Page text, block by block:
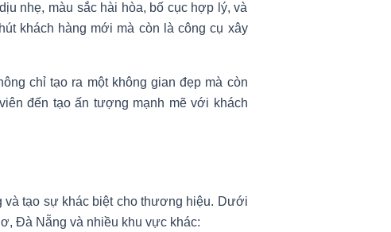
nhẹ, màu sắc hài hòa, bố cục hợp lý, và
khách hàng mới mà còn là công cụ xây
chỉ tạo ra một không gian đẹp mà còn
đến tạo ấn tượng mạnh mẽ với khách
và tạo sự khác biệt cho thương hiệu. Dưới
Đà Nẵng và nhiều khu vực khác: